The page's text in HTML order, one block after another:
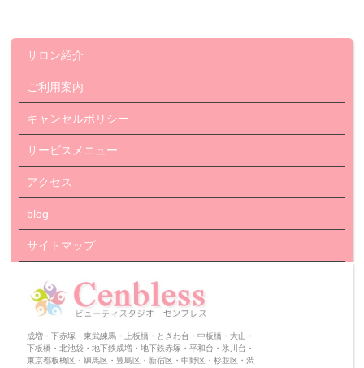
サロン紹介
ご利用案内
キャンセルポリシー
サービスメニュー
アクセス
blog
サイトマップ
成増・下赤塚・東武練馬・上板橋・ときわ台・中板橋・大山・
下板橋・北池袋・地下鉄成増・地下鉄赤塚・平和台・氷川台・
東京都板橋区・練馬区・豊島区・新宿区・中野区・杉並区・渋